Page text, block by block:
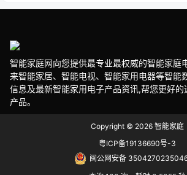
智能家庭网向您提供最专业最权威的智能家庭
来智能家居、智能电视、智能家用电器等智能
信息及最新智能家用电子产品资讯,帮您更好
产品。
Copyright © 2026 智能家庭
粤ICP备19136690号-3
闽公网安备